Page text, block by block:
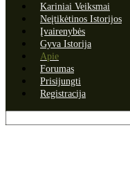
Kariniai Veiksmai
Neįtikėtinos Istorijos
Įvairenybės
Gyva Istorija
Apie
Forumas
Prisijungti
Registracija